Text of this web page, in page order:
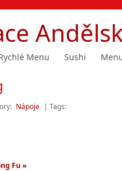
Menu Sushi
Nápoje | Tags:
Fu »